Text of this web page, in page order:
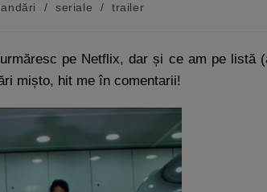
/ seriale / trailer
pe Netflix, dar și ce am pe listă
mișto, hit me în comentarii!